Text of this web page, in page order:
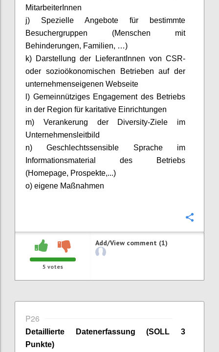
MitarbeiterInnen
j) Spezielle Angebote für bestimmte
Besuchergruppen (Menschen mit
Behinderungen, Familien, …)
k) Darstellung der
LieferantInnen von CSR-
oder sozioökonomischen Betrieben auf der
unternehmenseigenen Webseite
l) Gemeinnütziges Engagement des Betriebs
in der Region für karitative Einrichtungen
m) Verankerung der
Diversity-Ziele im
Unternehmensleitbild
n)
Geschlechtssensible Sprache im
Informationsmaterial des Betriebs
(Homepage, Prospekte,...)
o) eigene Maßnahmen
5 votes
Add/View comment (1)
P26
Detaillierte Datenerfassung (SOLL 3
Punkte)